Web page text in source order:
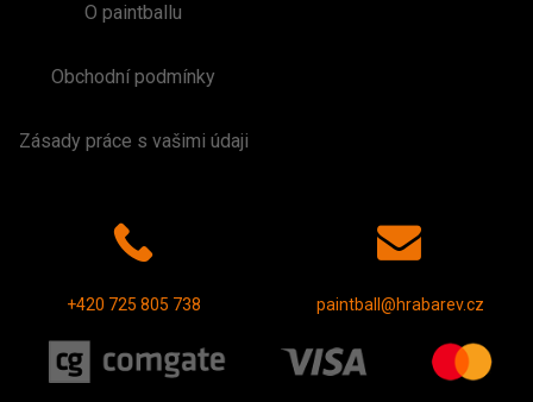
O paintballu
Obchodní podmínky
Zásady práce s vašimi údaji
+420 725 805 738 paintball@hrabarev.cz